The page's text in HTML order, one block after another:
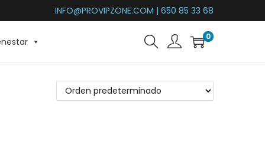
INFO@PROVIPZONE.COM | 650 85 33 68
0